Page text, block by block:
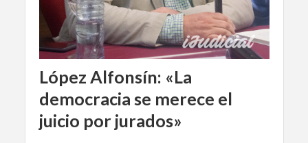
López Alfonsín: «La
democracia se merece el
juicio por jurados»